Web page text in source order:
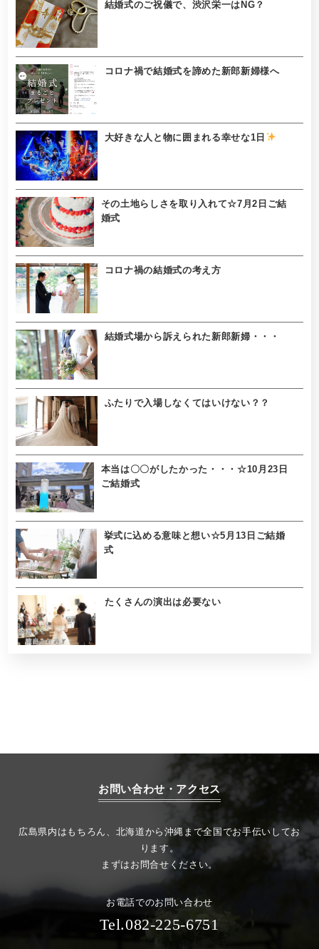
結婚式のご祝儀で、渋沢栄一はNG？
コロナ禍で結婚式を諦めた新郎新婦様へ
大好きな人と物に囲まれる幸せな1日
その土地らしさを取り入れて☆7月2日ご結
婚式
コロナ禍の結婚式の考え方
結婚式場から訴えられた新郎新婦・・・
ふたりで入場しなくてはいけない？？
本当は〇〇がしたかった・・・☆10月23日
ご結婚式
挙式に込める意味と想い☆5月13日ご結婚
式
たくさんの演出は必要ない
お問い合わせ・アクセス
広島県内はもちろん、北海道から沖縄まで全国でお手伝いしてお
ります。
まずはお問合せください。
お電話でのお問い合わせ
Tel.082-225-6751